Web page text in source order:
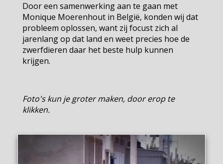
Door een samenwerking aan te gaan met
Monique Moerenhout in België, konden wij dat
probleem oplossen, want zij focust zich al
jarenlang op dat land en weet precies hoe de
zwerfdieren daar het beste hulp kunnen
krijgen.
Foto's kun je groter maken, door erop te
klikken.